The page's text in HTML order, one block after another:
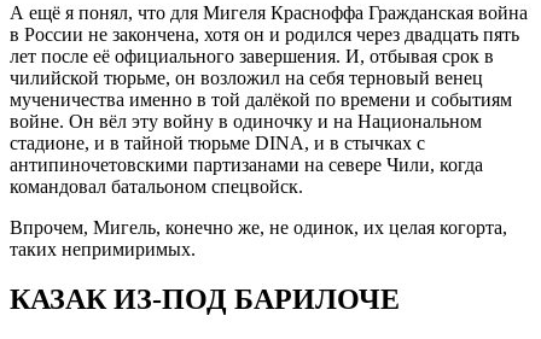
А ещё я понял, что для Мигеля Красноффа Гражданская война
в России не закончена, хотя он и родился через двадцать пять
лет после её официального завершения. И, отбывая срок в
чилийской тюрьме, он возложил на себя терновый венец
мученичества именно в той далёкой по времени и событиям
войне. Он вёл эту войну в одиночку и на Национальном
стадионе, и в тайной тюрьме DINA, и в стычках с
антипиночетовскими партизанами на севере Чили, когда
командовал батальоном спецвойск.
Впрочем, Мигель, конечно же, не одинок, их целая когорта,
таких непримиримых.
КАЗАК ИЗ-ПОД БАРИЛОЧЕ